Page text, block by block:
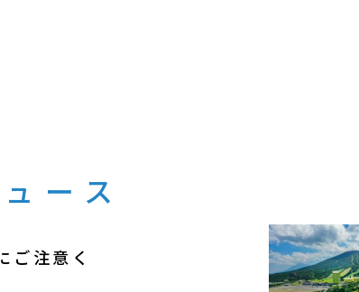
ース
ご注意く